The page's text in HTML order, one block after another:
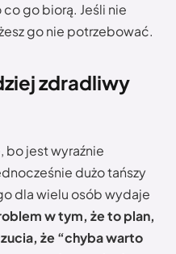
go biorą. Jeśli nie
go nie potrzebować.
zdradliwy
bo jest wyraźnie
dużo tańszy
dla wielu osób wydaje
w tym, że to plan,
że “chyba warto